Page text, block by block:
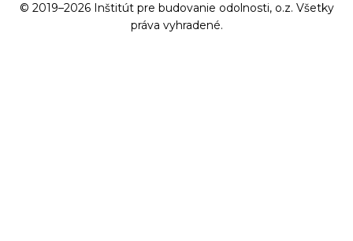
© 2019–2026 Inštitút pre budovanie odolnosti, o.z. Všetky
práva vyhradené.